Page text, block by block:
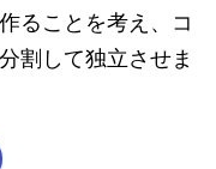
ることを考え、コ
割して独立させま